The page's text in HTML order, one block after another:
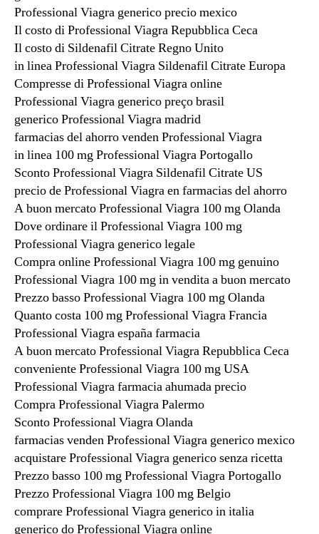
Professional Viagra generico precio mexico
Il costo di Professional Viagra Repubblica Ceca
Il costo di Sildenafil Citrate Regno Unito
in linea Professional Viagra Sildenafil Citrate Europa
Compresse di Professional Viagra online
Professional Viagra generico preço brasil
generico Professional Viagra madrid
farmacias del ahorro venden Professional Viagra
in linea 100 mg Professional Viagra Portogallo
Sconto Professional Viagra Sildenafil Citrate US
precio de Professional Viagra en farmacias del ahorro
A buon mercato Professional Viagra 100 mg Olanda
Dove ordinare il Professional Viagra 100 mg
Professional Viagra generico legale
Compra online Professional Viagra 100 mg genuino
Professional Viagra 100 mg in vendita a buon mercato
Prezzo basso Professional Viagra 100 mg Olanda
Quanto costa 100 mg Professional Viagra Francia
Professional Viagra españa farmacia
A buon mercato Professional Viagra Repubblica Ceca
conveniente Professional Viagra 100 mg USA
Professional Viagra farmacia ahumada precio
Compra Professional Viagra Palermo
Sconto Professional Viagra Olanda
farmacias venden Professional Viagra generico mexico
acquistare Professional Viagra generico senza ricetta
Prezzo basso 100 mg Professional Viagra Portogallo
Prezzo Professional Viagra 100 mg Belgio
comprare Professional Viagra generico in italia
generico do Professional Viagra online